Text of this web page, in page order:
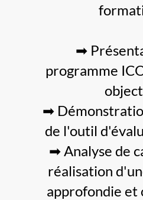
➡
programme
➡
de l'outil
➡ Analyse de
réalisation
approfondie et